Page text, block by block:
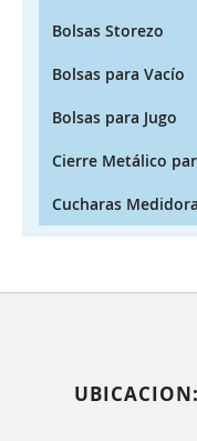
Bolsas Storezo
Bolsas para Vacío
Bolsas para Jugo
Cierre Metálico
Cucharas
UBICACION: